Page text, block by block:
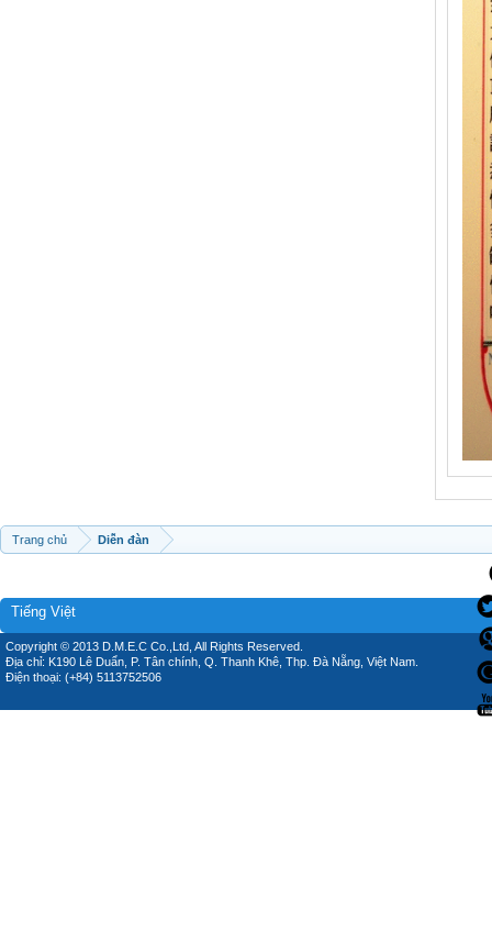
Trang chủ Diễn đàn
Tiếng Việt
Copyright © 2013 D.M.E.C Co.,Ltd, All Rights Reserved.
Địa chỉ: K190 Lê Duẩn, P. Tân chính, Q. Thanh Khê, Thp. Đà Nẵng, Việt Nam.
Điện thoại: (+84) 5113752506